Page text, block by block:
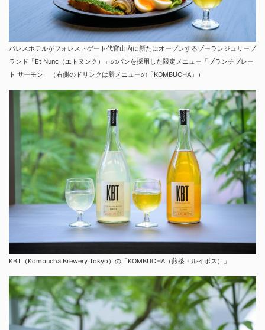
パレスホテルがフォレストゲート代官山内に新たにオープンするブーランジュリーブ
ランド「Et Nunc（エトヌンク）」のパンを採用した限定メニュー「ブランチプレー
ト サーモン」（右側のドリンクは新メニューの「KOMBUCHA」）
KBT（Kombucha Brewery Tokyo）の「KOMBUCHA（煎茶・ルイボス）」